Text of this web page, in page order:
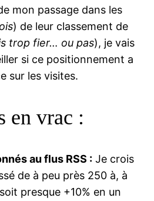
mon passage dans les
) de leur classement de
trop fier… ou pas), je vais
si ce positionnement a
sur les visites.
en vrac :
au flus RSS : Je crois
de à peu près 250 à, à
presque +10% en un